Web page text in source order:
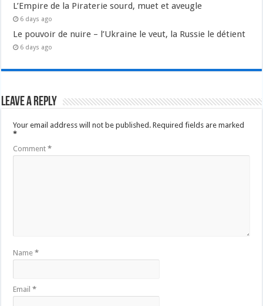
L’Empire de la Piraterie sourd, muet et aveugle
6 days ago
Le pouvoir de nuire – l’Ukraine le veut, la Russie le détient
6 days ago
Leave a Reply
Your email address will not be published. Required fields are marked
*
Comment*
Name*
Email*